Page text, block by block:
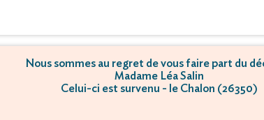
Nous sommes au regret de vous faire part du
Madame Léa Salin
Celui-ci est survenu - le Chalon (26350)